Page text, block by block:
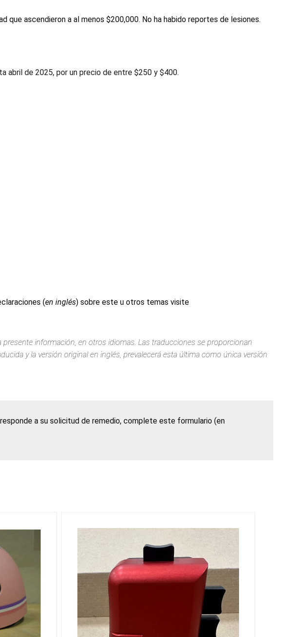
que ascendieron a al menos $200,000. No ha habido reportes de lesiones.
abril de 2025, por un precio de entre $250 y $400.
(en inglés) sobre este u otros temas visite
información, en otros idiomas. Las traducciones se proporcionan
y la versión original en inglés, prevalecerá esta última como única versión
a su solicitud de remedio, complete este formulario (en